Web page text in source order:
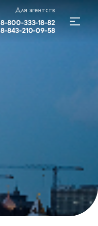
Для агентств
8-800-333-18-82
8-843-210-09-58